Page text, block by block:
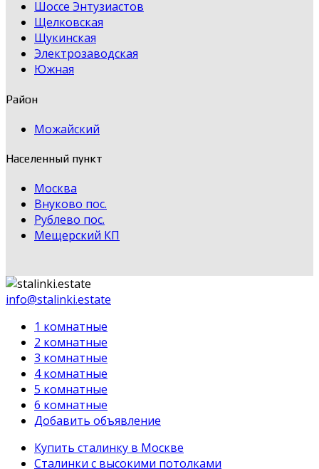
Шоссе Энтузиастов
Щелковская
Щукинская
Электрозаводская
Южная
Район
Можайский
Населенный пункт
Москва
Внуково пос.
Рублево пос.
Мещерский КП
info@stalinki.estate
1 комнатные
2 комнатные
3 комнатные
4 комнатные
5 комнатные
6 комнатные
Добавить объявление
Купить сталинку в Москве
Cталинки с высокими потолками